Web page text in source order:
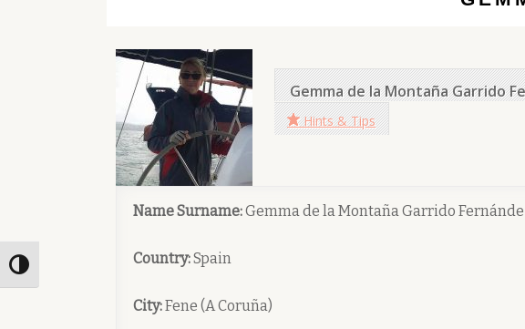
Toggle High Contrast
Gemma de la Montaña Garrido
Hints & Tips
Name Surname:Gemma de la Montaña Garrido
Country:Spain
City:Fene (A Coruña)